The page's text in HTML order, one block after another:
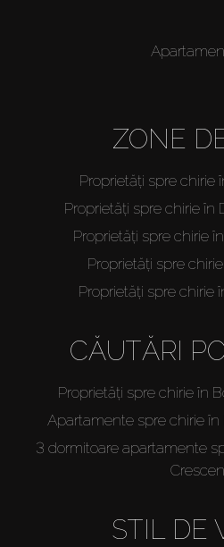
ZONE
Proprietăți spre chirie
Proprietăți spre chirie
Proprietăți spre chirie
Proprietăți spre
Proprietăți spre chirie
CĂUTĂRI
Proprietăți spre chirie în
Apartamente spre chirie
3 dormitoare apartamente
STIL DE